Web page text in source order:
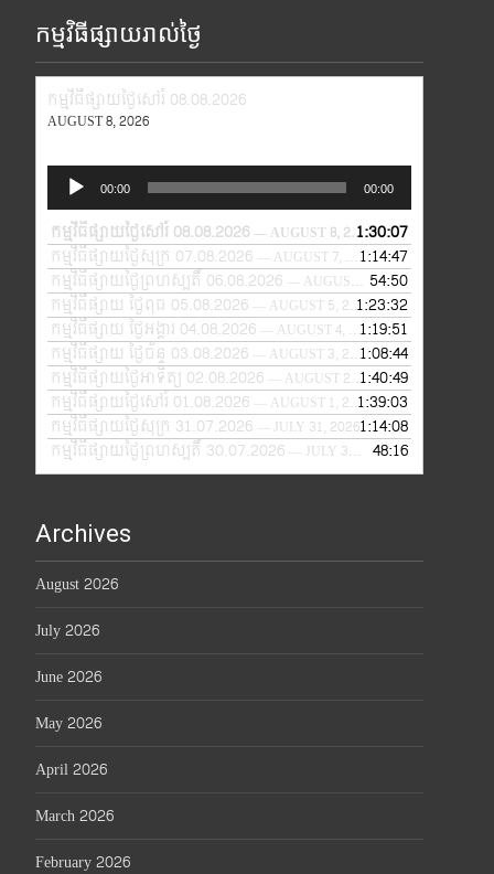
កម្មវិធីផ្សាយរាល់ថ្ងៃ
កម្មវិធីផ្សាយថ្ងៃសៅរ៍ 08.08.2026
AUGUST 8, 2026
Audio
Player
00:00 00:00
កម្មវិធីផ្សាយថ្ងៃសៅរ៍ 08.08.2026— AUGUST 8, 2026 1:30:07
កម្មវិធីផ្សាយថ្ងៃសុក្រ 07.08.2026
— AUGUST 7, 2026
1:14:47
កម្មវិធីផ្សាយថ្ងៃព្រហស្បតិ៍ 06.08.2026
— AUGUST 6, 2026
54:50
កម្មវិធីផ្សាយ ថ្ងៃពុធ 05.08.2026
— AUGUST 5, 2026 1:23:32
កម្មវិធីផ្សាយ ថ្ងៃអង្គារ 04.08.2026
— AUGUST 4, 2026
1:19:51
កម្មវិធីផ្សាយ ថ្ងៃច័ន្ទ 03.08.2026
— AUGUST 3, 2026 1:08:44
កម្មវិធីផ្សាយថ្ងៃអាទិត្យ 02.08.2026
— AUGUST 2, 2026 1:40:49
កម្មវិធីផ្សាយថ្ងៃសៅរ៍ 01.08.2026
— AUGUST 1, 2026 1:39:03
កម្មវិធីផ្សាយថ្ងៃសុក្រ 31.07.2026
— JULY 31, 20261:14:08
កម្មវិធីផ្សាយថ្ងៃព្រហស្បតិ៍ 30.07.2026
— JULY 30, 2026 48:16
Archives
August 2026
July 2026
June 2026
May 2026
April 2026
March 2026
February 2026